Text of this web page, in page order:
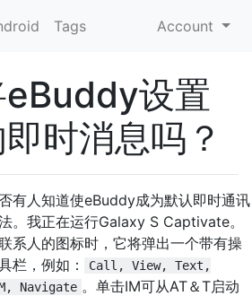
Tags Account
设置
时消息吗？
有人知道使eBuddy成为默认即时通讯
。我正在运行Galaxy S Captivate。
系人的图标时，它将弹出一个带有操
栏，例如：
Call, View, Text,
Navigate 。单击IM可从AT＆T启动